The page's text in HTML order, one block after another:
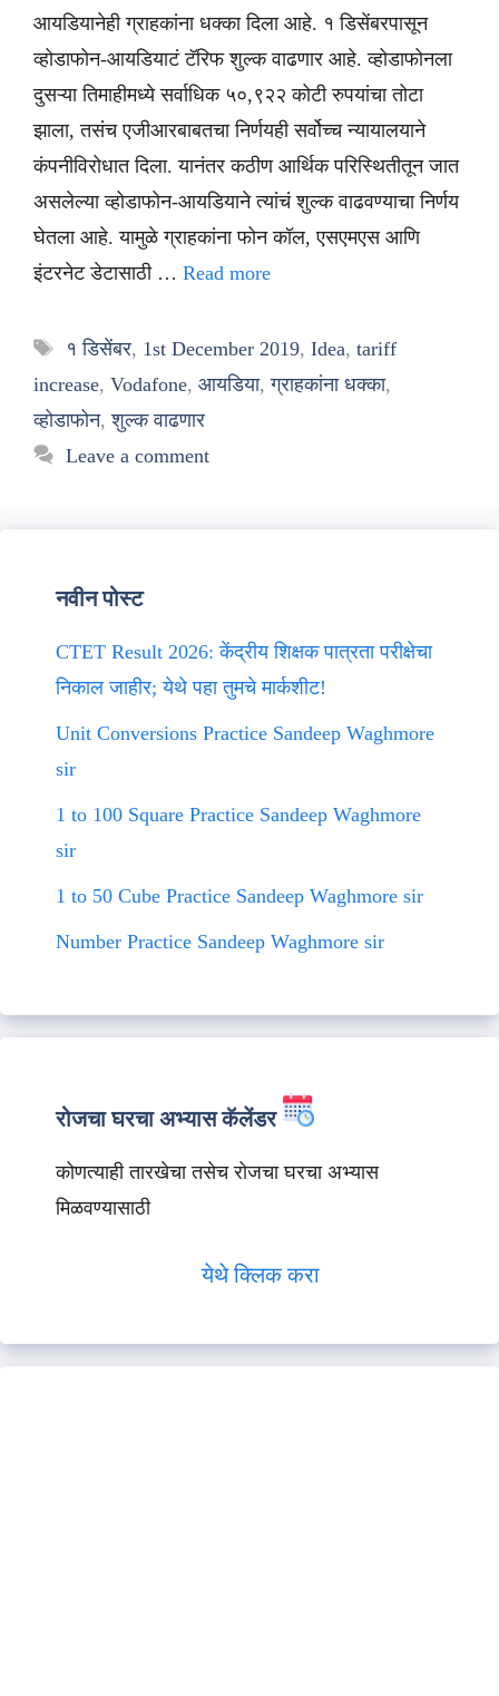
आयडियानेही ग्राहकांना धक्का दिला आहे. १ डिसेंबरपासून
व्होडाफोन-आयडियाटं टॅरिफ शुल्क वाढणार आहे. व्होडाफोनला
दुसऱ्या तिमाहीमध्ये सर्वाधिक ५०,९२२ कोटी रुपयांचा तोटा
झाला, तसंच एजीआरबाबतचा निर्णयही सर्वोच्च न्यायालयाने
कंपनीविरोधात दिला. यानंतर कठीण आर्थिक परिस्थितीतून जात
असलेल्या व्होडाफोन-आयडियाने त्यांचं शुल्क वाढवण्याचा निर्णय
घेतला आहे. यामुळे ग्राहकांना फोन कॉल, एसएमएस आणि
इंटरनेट डेटासाठी … Read more
Tags
१ डिसेंबर, 1st December 2019, Idea, tariff
increase, Vodafone, आयडिया,ग्राहकांना धक्का,
व्होडाफोन,शुल्क वाढणार
Leave a comment
नवीन पोस्ट
CTET Result 2026: केंद्रीय शिक्षक पात्रता परीक्षेचा
निकाल जाहीर; येथे पहा तुमचे मार्कशीट!
Unit Conversions Practice Sandeep Waghmore
sir
1 to 100 Square Practice Sandeep Waghmore
sir
1 to 50 Cube Practice Sandeep Waghmore sir
Number Practice Sandeep Waghmore sir
रोजचा घरचा अभ्यास कॅलेंडर
कोणत्याही तारखेचा तसेच रोजचा घरचा अभ्यास
मिळवण्यासाठी
येथे क्लिक करा